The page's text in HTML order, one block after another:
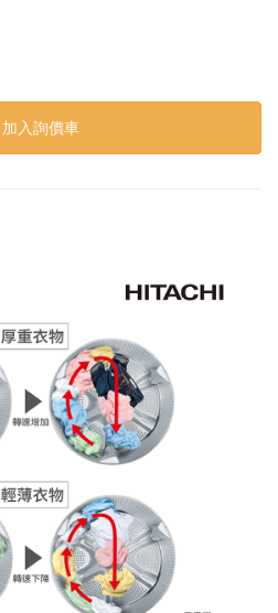
加入詢價車